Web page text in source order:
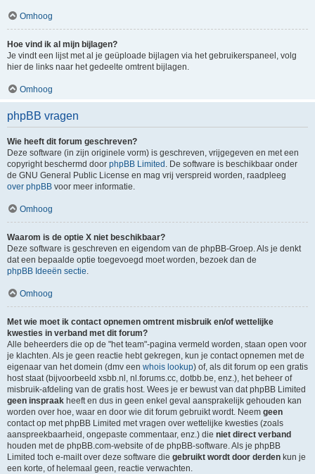
Omhoog
Hoe vind ik al mijn bijlagen?
Je vindt een lijst met al je geüploade bijlagen via het gebruikerspaneel, volg
hier de links naar het gedeelte omtrent bijlagen.
Omhoog
phpBB vragen
Wie heeft dit forum geschreven?
Deze software (in zijn originele vorm) is geschreven, vrijgegeven en met een
copyright beschermd door phpBB Limited . De software is beschikbaar onder
de GNU General Public License en mag vrij verspreid worden, raadpleeg
over phpBB voor meer informatie.
Omhoog
Waarom is de optie X niet beschikbaar?
Deze software is geschreven en eigendom van de phpBB-Groep. Als je denkt
dat een bepaalde optie toegevoegd moet worden, bezoek dan de
phpBB Ideeën sectie
Omhoog
Met wie moet ik contact opnemen omtrent misbruik en/of wettelijke
kwesties in verband met dit forum?
Alle beheerders die op de "het team"-pagina vermeld worden, staan open voor
je klachten. Als je geen reactie hebt gekregen, kun je contact opnemen met de
eigenaar van het domein (dmv een whois lookup) of, als dit forum op een gratis
host staat (bijvoorbeeld xsbb.nl, nl.forums.cc, dotbb.be, enz.), het beheer of
misbruik-afdeling van de gratis host. Wees je er bewust van dat phpBB Limited
geen inspraak heeft en dus in geen enkel geval aansprakelijk gehouden kan
worden over hoe, waar en door wie dit forum gebruikt wordt. Neem geen
contact op met phpBB Limited met vragen over wettelijke kwesties (zoals
aanspreekbaarheid, ongepaste commentaar, enz.) die niet direct verband
houden met de phpBB.com-website of de phpBB-software. Als je phpBB
Limited toch e-mailt over deze software die gebruikt wordt door derden kun je
een korte, of helemaal geen, reactie verwachten.